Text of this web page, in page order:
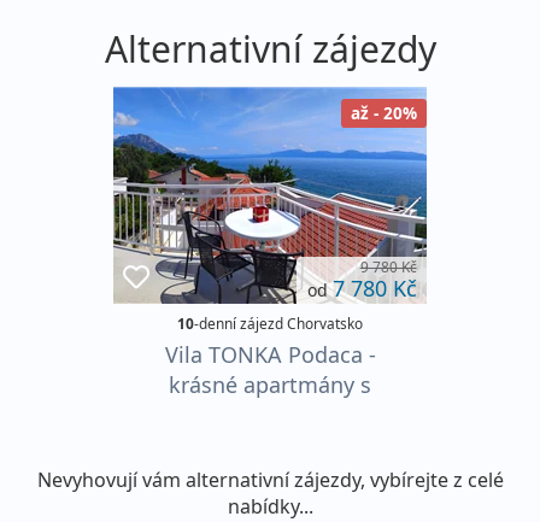
Alternativní zájezdy
až - 20%
9 780 Kč
od7 780 Kč
10-denní zájezd Chorvatsko
Vila TONKA Podaca -
krásné apartmány s
Nevyhovují vám alternativní zájezdy, vybírejte z celé
nabídky...